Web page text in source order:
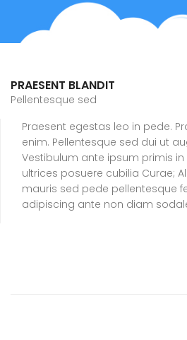
PRAESENT BLANDIT
Pellentesque sed
Praesent egestas leo in pede.
enim. Pellentesque sed dui ut
Vestibulum ante ipsum primis
ultrices posuere cubilia Curae;
mauris sed pede pellentesque
adipiscing ante non diam